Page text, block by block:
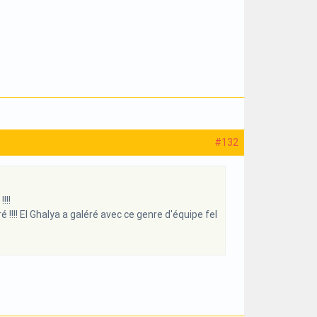
#132
El Ghalya a galéré avec ce genre d'équipe fel